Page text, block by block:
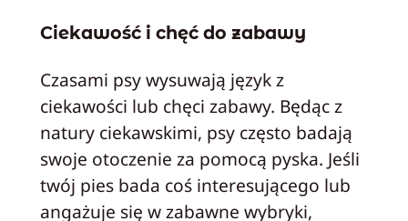
Ciekawość i chęć do zabawy
Czasami psy wysuwają język z
ciekawości lub chęci zabawy. Będąc z
natury ciekawskimi, psy często badają
swoje otoczenie za pomocą pyska. Jeśli
twój pies bada coś interesującego lub
angażuje się w zabawne wybryki,